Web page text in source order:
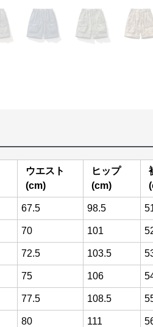
ウエスト
(cm)
ヒップ
(cm)
67.5 98.5
70 101
72.5 103.5
75 106
77.5 108.5
80 111